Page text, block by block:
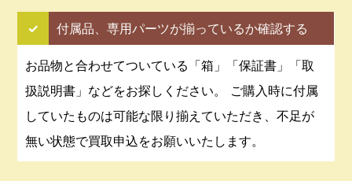
✓ 付属品、専用パーツが揃っているか確認する
お品物と合わせてついている「箱」「保証書」「取
扱説明書」などをお探しください。 ご購入時に付属
していたものは可能な限り揃えていただき、不足が
無い状態で買取申込をお願いいたします。